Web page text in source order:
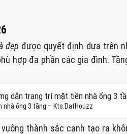
đẹp được quyết định dựa trên
hợp đa phần các gia đình.
nhà ống 3 tầng – Kts.DatHouzz
thành sắc cạnh tạo ra